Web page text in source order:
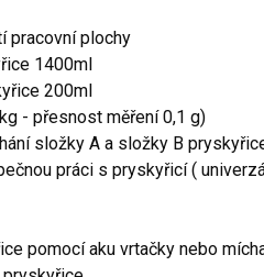
pracovní plochy
1400ml
200ml
- přesnost měření 0,1 g)
složky A a složky B
práci s pryskyřicí (
pomocí aku vrtačky nebo